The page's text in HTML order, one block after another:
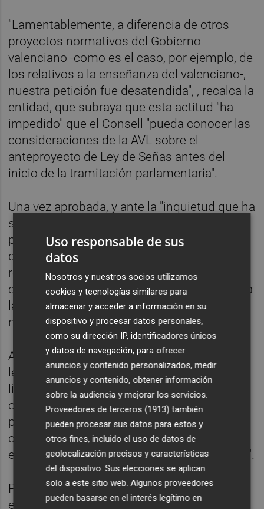
"Lamentablemente, a diferencia de otros
proyectos normativos del Gobierno
valenciano -como es el caso, por ejemplo, de
los relativos a la enseñanza del valenciano-,
nuestra petición fue desatendida", , recalca la
entidad, que subraya que esta actitud "ha
impedido" que el Consell "pueda conocer las
consideraciones de la AVL sobre el
anteproyecto de Ley de Señas antes del
inicio de la tramitación parlamentaria".
Una vez aprobada, y ante la "inquietud que ha
suscitado en algunos sectores de la opinión
pública" esta norma, especialmente en lo
que afecta la lengua valenciana, la AVL
recuerda que tanto la Ley de Creación de
esta entidad como el Estatuto de Autonomía
la consagran "como la única institución
normativa del idioma valenciano".
Así mismo, hace hincapié en que ambas
leyes "establecen que la normativa
lingüística de la AVL es de aplicación
obligatoria en todas las instituciones
públicas y entidades privadas que cuentan
con financiación pública, en el sistema
educativo y en los medios de comunicación".
Por lo tanto, advierte de que, de acuerdo con
el principio de jerarquía normativa, "es
Uso responsable de sus
datos
Nosotros y nuestros socios utilizamos
cookies y tecnologías similares para
almacenar y acceder a información en su
dispositivo y procesar datos personales,
como su dirección IP, identificadores únicos
y datos de navegación, para ofrecer
anuncios y contenido personalizados, medir
anuncios y contenido, obtener información
sobre la audiencia y mejorar los servicios.
Proveedores de terceros (1913) también
pueden procesar sus datos para estos y
otros fines, incluido el uso de datos de
geolocalización precisos y características
del dispositivo. Sus elecciones se aplican
solo a este sitio web. Algunos proveedores
pueden basarse en el interés legítimo en